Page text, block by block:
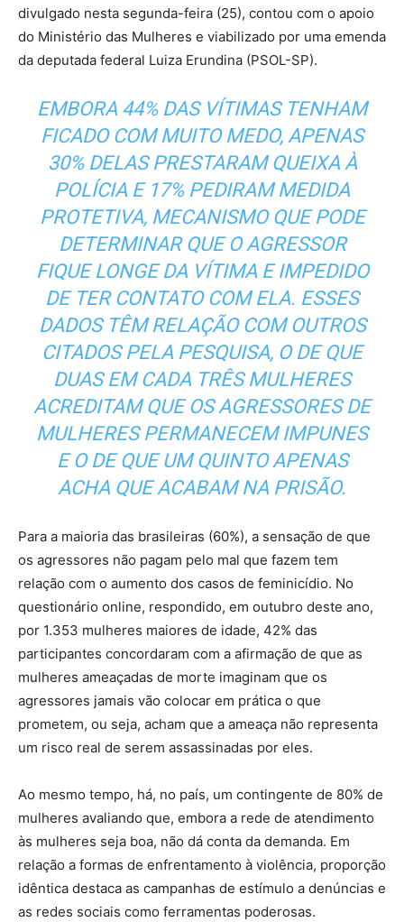
divulgado nesta segunda-feira (25), contou com o apoio
do Ministério das Mulheres e viabilizado por uma emenda
da deputada federal Luiza Erundina (PSOL-SP).
EMBORA 44% DAS VÍTIMAS TENHAM
FICADO COM MUITO MEDO, APENAS
30% DELAS PRESTARAM QUEIXA À
POLÍCIA E 17% PEDIRAM MEDIDA
PROTETIVA, MECANISMO QUE PODE
DETERMINAR QUE O AGRESSOR
FIQUE LONGE DA VÍTIMA E IMPEDIDO
DE TER CONTATO COM ELA. ESSES
DADOS TÊM RELAÇÃO COM OUTROS
CITADOS PELA PESQUISA, O DE QUE
DUAS EM CADA TRÊS MULHERES
ACREDITAM QUE OS AGRESSORES DE
MULHERES PERMANECEM IMPUNES
E O DE QUE UM QUINTO APENAS
ACHA QUE ACABAM NA PRISÃO.
Para a maioria das brasileiras (60%), a sensação de que
os agressores não pagam pelo mal que fazem tem
relação com o aumento dos casos de feminicídio. No
questionário online, respondido, em outubro deste ano,
por 1.353 mulheres maiores de idade, 42% das
participantes concordaram com a afirmação de que as
mulheres ameaçadas de morte imaginam que os
agressores jamais vão colocar em prática o que
prometem, ou seja, acham que a ameaça não representa
um risco real de serem assassinadas por eles.
Ao mesmo tempo, há, no país, um contingente de 80% de
mulheres avaliando que, embora a rede de atendimento
às mulheres seja boa, não dá conta da demanda. Em
relação a formas de enfrentamento à violência, proporção
idêntica destaca as campanhas de estímulo a denúncias e
as redes sociais como ferramentas poderosas.